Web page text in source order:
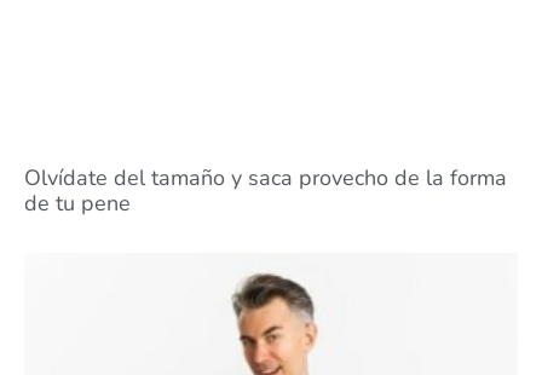
Olvídate del tamaño y saca provecho de la forma
de tu pene